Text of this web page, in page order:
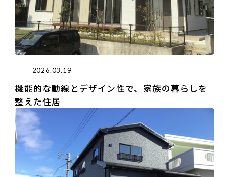
2026.03.19
機能的な動線とデザイン性で、家族の暮らしを
整えた住居